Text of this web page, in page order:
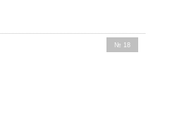
№ 18